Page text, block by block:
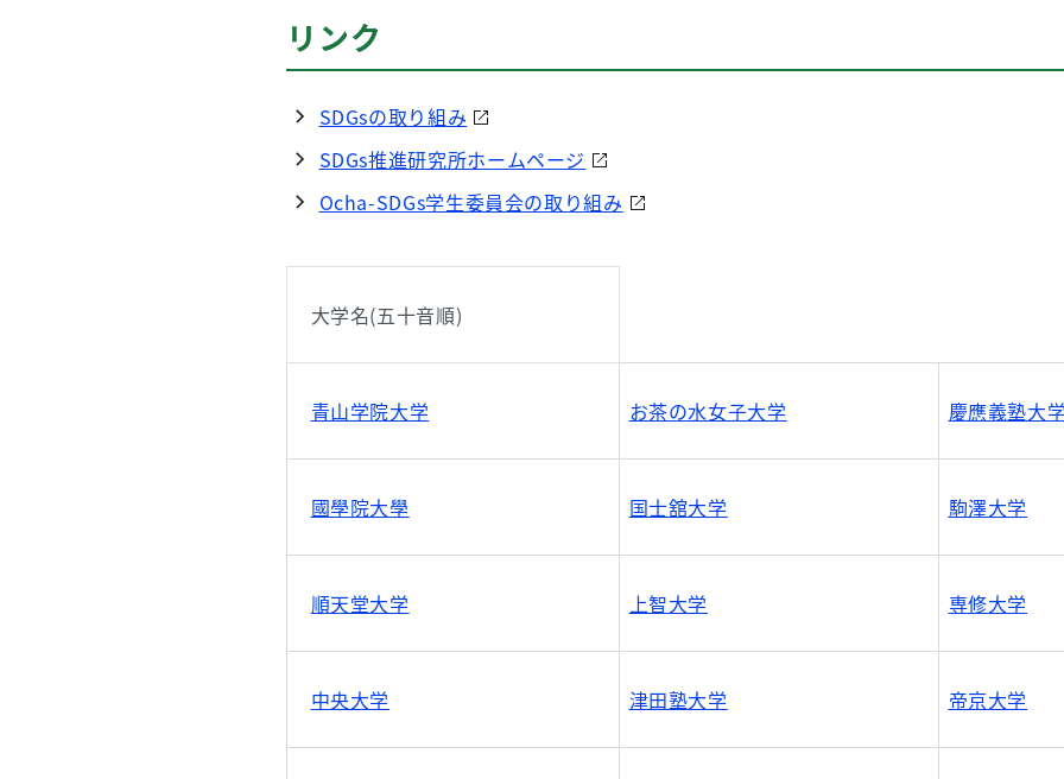
リンク
SDGsの取り組み
SDGs推進研究所ホームページ
Ocha-SDGs学生委員会の取り組み
大学名(五十音順)
青山学院大学 お茶の水女子大学 慶應義塾大
國學院大學 国士舘大学 駒澤大学
順天堂大学 上智大学 専修大学
中央大学 津田塾大学 帝京大学